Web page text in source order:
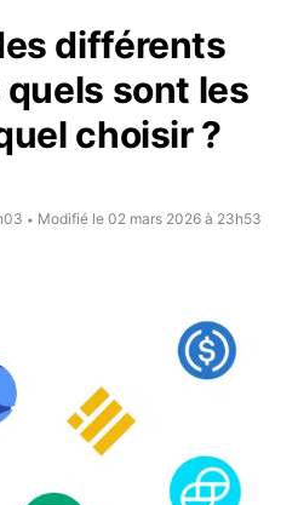
différents
sont les
choisir ?
• Modifié le 02 mars 2026 à 23h53